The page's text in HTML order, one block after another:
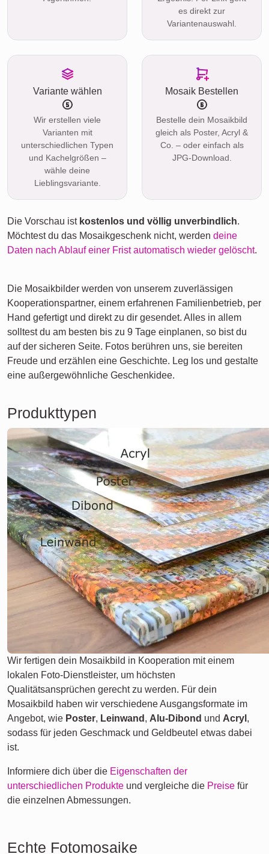
es direkt zur
Variantenauswahl.
Variante wählen
Wir erstellen viele
Varianten mit
unterschiedlichen Typen
und Kachelgrößen –
wähle deine
Lieblingsvariante.
Mosaik Bestellen
Bestelle dein Mosaikbild
gleich als Poster, Acryl &
Co. – oder einfach als
JPG-Download.
Die Vorschau ist kostenlos und völlig unverbindlich.
Möchtest du das Mosaikgeschenk nicht, werden deine
Daten nach Ablauf einer Frist automatisch wieder gelöscht.
Die Mosaikbilder werden von unserem zuverlässigen
Kooperationspartner, einem erfahrenen Familienbetrieb, per
Hand gefertigt und direkt zu dir gesendet. Alles in allem
solltest du am besten bis zu 9 Tage einplanen, so bist du
auf der sicheren Seite. Fotos berühren uns, sie bereiten
Freude und erzählen eine Geschichte. Leg los und gestalte
eine außergewöhnliche Geschenkidee.
Produkttypen
Wir fertigen dein Mosaikbild in Kooperation mit einem
lokalen Foto-Dienstleister, um höchsten
Qualitätsansprüchen gerecht zu werden. Für dein
Mosaikbild haben wir verschiedene Ausgangsformate im
Angebot, wie Poster, Leinwand , Alu-Dibond und Acryl ,
sodass für jeden Geschmack und Geldbeutel etwas dabei
ist.
Informiere dich über die Eigenschaften der
unterschiedlichen Produkte und vergleiche die Preise für
die einzelnen Abmessungen.
Echte Fotomosaike